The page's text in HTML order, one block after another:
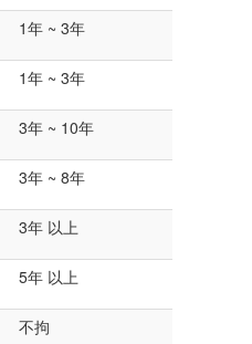
1年 ~ 3年
1年 ~ 3年
3年 ~ 10年
3年 ~ 8年
3年 以上
5年 以上
不拘